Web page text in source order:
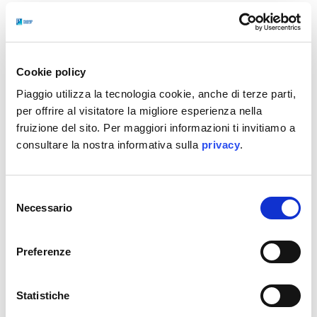
Cookie policy
Piaggio utilizza la tecnologia cookie, anche di terze parti,
per offrire al visitatore la migliore esperienza nella
fruizione del sito. Per maggiori informazioni ti invitiamo a
consultare la nostra informativa sulla privacy.
delNecessario
Preferenze
Statistiche
delle Vespa più iconiche, simboli di design e libertà
su due ruote; una dedicata alla moda, con collezioni
uniche che riflettono personalità e stile individuali;
e infine una sezione lifestyle, dove oggetti da
raduno vengono rivisitati in chiave pop. Un invito a
immaginare Vespa in tutte le sue forme, dentro e
fuori la strada.